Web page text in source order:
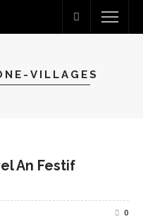
VILLAGES
An Festif
0